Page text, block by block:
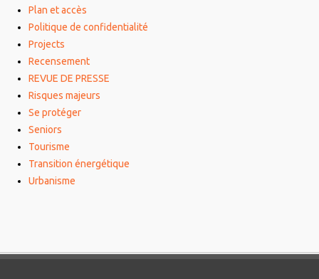
Plan et accès
Politique de confidentialité
Projects
Recensement
REVUE DE PRESSE
Risques majeurs
Se protéger
Seniors
Tourisme
Transition énergétique
Urbanisme